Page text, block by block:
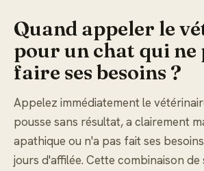
Quand appeler le
pour un chat qui ne
faire ses besoins ?
Appelez immédiatement le
pousse sans résultat, a clairement
apathique ou n'a pas fait ses
jours d'affilée. Cette combinaison de